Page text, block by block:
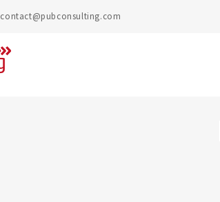
contact@pubconsulting.com